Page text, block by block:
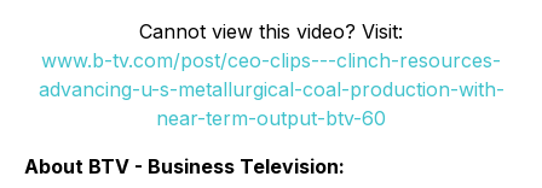
Cannot view this video? Visit:
www.b-tv.com/post/ceo-clips---clinch-resources-
advancing-u-s-metallurgical-coal-production-with-
near-term-output-btv-60
About BTV - Business Television: